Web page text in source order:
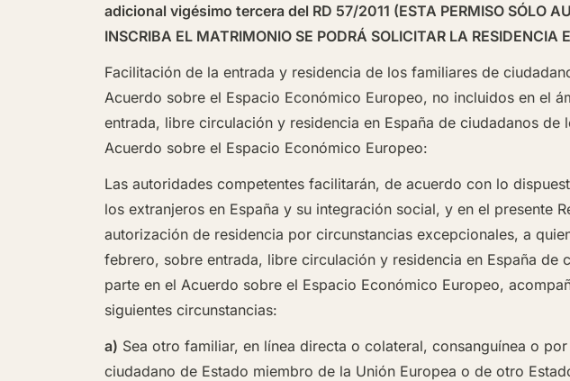
adicional vigésimo tercera del RD 57/2011 (ESTA PERMISO SÓLO
INSCRIBA EL MATRIMONIO SE PODRÁ SOLICITAR LA RESIDENCIA
Facilitación de la entrada y residencia de los familiares de
Acuerdo sobre el Espacio Económico Europeo, no incluidos en el
entrada, libre circulación y residencia en España de ciudadanos
Acuerdo sobre el Espacio Económico Europeo:
Las autoridades competentes facilitarán, de acuerdo con lo
los extranjeros en España y su integración social, y en el presente
autorización de residencia por circunstancias excepcionales, a
febrero, sobre entrada, libre circulación y residencia en España
parte en el Acuerdo sobre el Espacio Económico Europeo,
siguientes circunstancias:
a) Sea otro familiar, en línea directa o colateral, consanguínea o
ciudadano de Estado miembro de la Unión Europea o de otro